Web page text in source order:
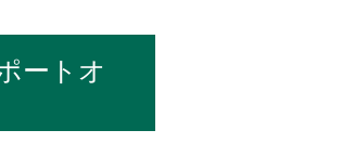
ートオ